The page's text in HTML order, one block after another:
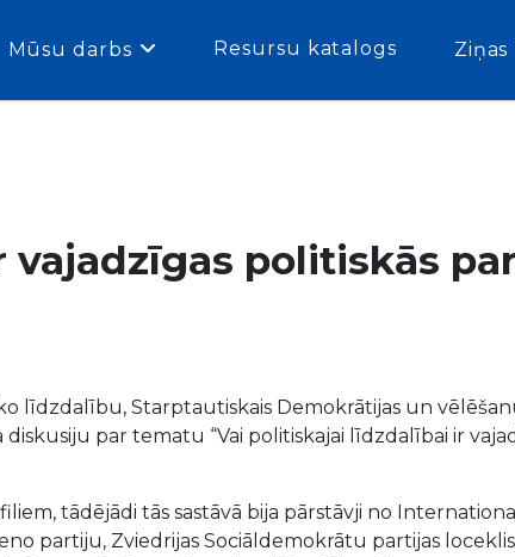
Mūsu darbs Resursu katalogs Ziņas
politiskās
līdzdalību, Starptautiskais Demokrātijas un
par tematu “Vai politiskajai līdzdalībai ir
tādējādi tās sastāvā bija pārstāvji no
partiju, Zviedrijas Sociāldemokrātu partijas